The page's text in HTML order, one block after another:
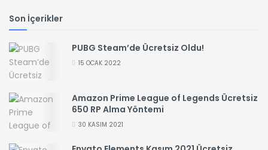
Son İçerikler
PUBG Steam’de Ücretsiz Oldu!
15 OCAK 2022
Amazon Prime League of Legends Ücretsiz
650 RP Alma Yöntemi
30 KASIM 2021